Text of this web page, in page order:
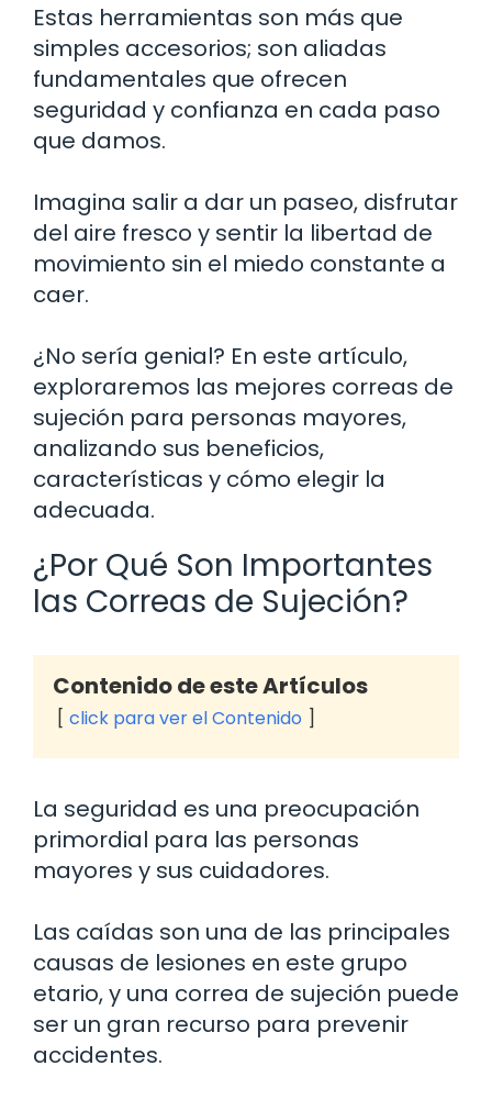
Estas herramientas son más que
simples accesorios; son aliadas
fundamentales que ofrecen
seguridad y confianza en cada paso
que damos.
Imagina salir a dar un paseo, disfrutar
del aire fresco y sentir la libertad de
movimiento sin el miedo constante a
caer.
¿No sería genial? En este artículo,
exploraremos las mejores correas de
sujeción para personas mayores,
analizando sus beneficios,
características y cómo elegir la
adecuada.
¿Por Qué Son Importantes
las Correas de Sujeción?
Contenido de este Artículos
click para ver el Contenido
La seguridad es una preocupación
primordial para las personas
mayores y sus cuidadores.
Las caídas son una de las principales
causas de lesiones en este grupo
etario, y una correa de sujeción puede
ser un gran recurso para prevenir
accidentes.